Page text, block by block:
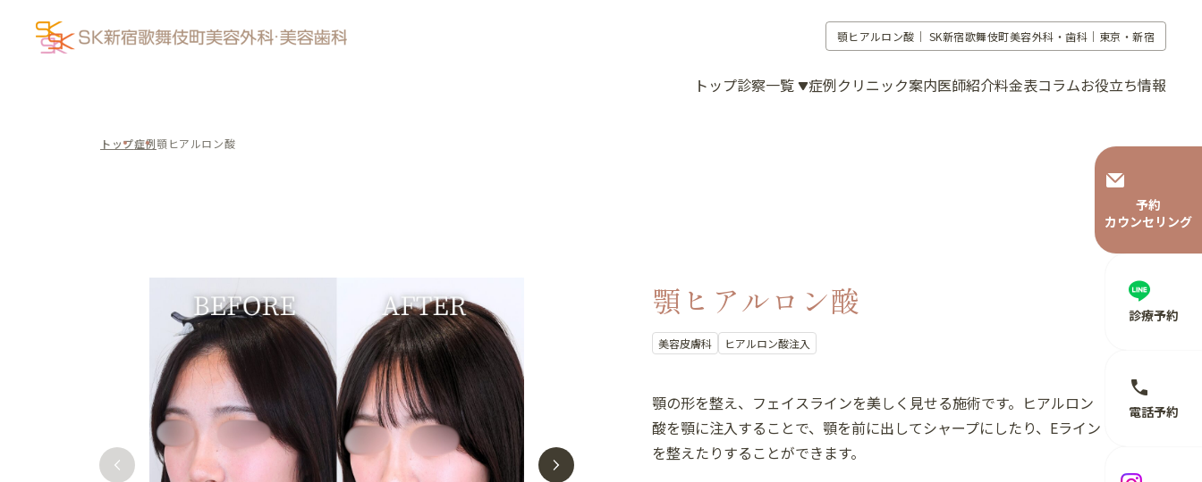
顎ヒアルロン酸｜ SK新宿歌舞伎町美容外科・歯科｜東京・新宿
トップ診察一覧 症例クリニック案内医師紹介料金表コラムお役立ち情報
電話予約
診療予約
予約
カウンセリング
トップ症例顎ヒアルロン酸
顎ヒアルロン酸
美容皮膚科 ヒアルロン酸注入
顎の形を整え、フェイスラインを美しく見せる施術です。ヒアルロン
酸を顎に注入することで、顎を前に出してシャープにしたり、Eライン
を整えたりすることができます。